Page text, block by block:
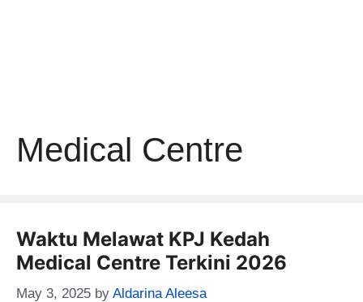
Medical Centre
Waktu Melawat KPJ Kedah
Medical Centre Terkini 2026
May 3, 2025 by Aldarina Aleesa